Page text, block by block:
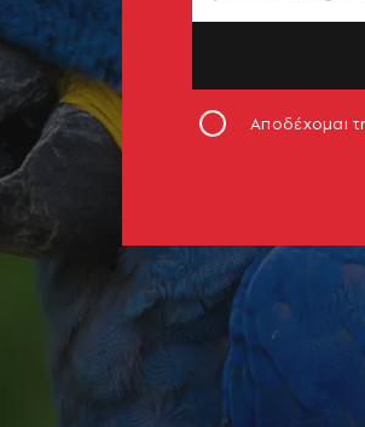
Αποδέχομαι